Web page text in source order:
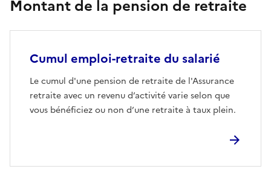
Montant de la pension de retraite
Cumul emploi-retraite du salarié
Le cumul d'une pension de retraite de l'Assurance
retraite avec un revenu d’activité varie selon que
vous bénéficiez ou non d’une retraite à taux plein.